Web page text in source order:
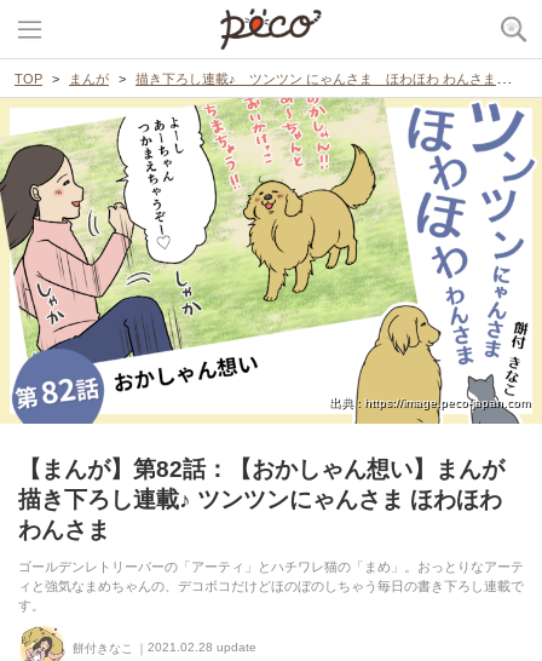
TOP まんが 描き下ろし連載♪ ツンツン にゃんさま ほわほわ わんさま
出典 : https://image.peco-japan.com
【まんが】第82話：【おかしゃん想い】まんが
描き下ろし連載♪ ツンツンにゃんさま ほわほわ
わんさま
ゴールデンレトリーバーの「アーティ」とハチワレ猫の「まめ」。おっとりなアーテ
ィと強気なまめちゃんの、デコボコだけどほのぼのしちゃう毎日の書き下ろし連載で
す。
餅付きなこ 2021.02.28 update